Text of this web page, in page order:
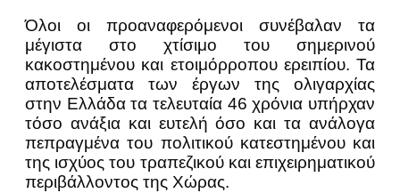
Όλοι οι προαναφερόμενοι συνέβαλαν τα
μέγιστα στο χτίσιμο του σημερινού
κακοστημένου και ετοιμόρροπου ερειπίου. Τα
αποτελέσματα των έργων της ολιγαρχίας
στην Ελλάδα τα τελευταία 46 χρόνια υπήρχαν
τόσο ανάξια και ευτελή όσο και τα ανάλογα
πεπραγμένα του πολιτικού κατεστημένου και
της ισχύος του τραπεζικού και επιχειρηματικού
περιβάλλοντος της Χώρας.